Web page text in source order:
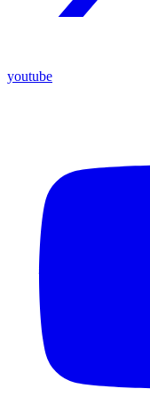
youtube